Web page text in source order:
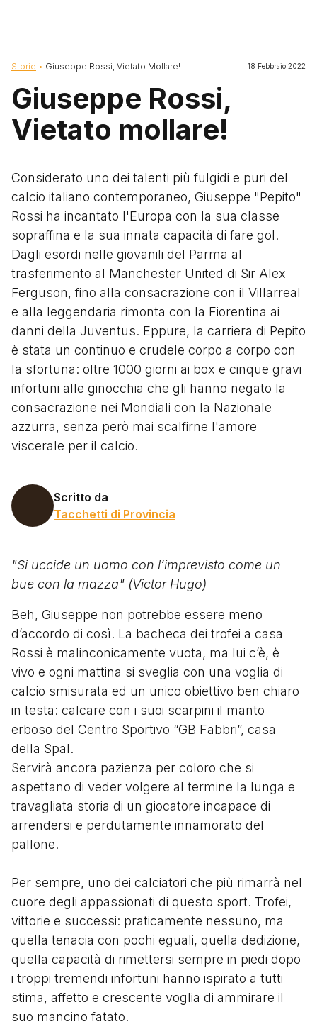
Briciole di pane
Storie Giuseppe Rossi, Vietato Mollare! 18 Febbraio 2022
Giuseppe Rossi,
Vietato mollare!
Considerato uno dei talenti più fulgidi e puri del
calcio italiano contemporaneo, Giuseppe "Pepito"
Rossi ha incantato l'Europa con la sua classe
sopraffina e la sua innata capacità di fare gol.
Dagli esordi nelle giovanili del Parma al
trasferimento al Manchester United di Sir Alex
Ferguson, fino alla consacrazione con il Villarreal
e alla leggendaria rimonta con la Fiorentina ai
danni della Juventus. Eppure, la carriera di Pepito
è stata un continuo e crudele corpo a corpo con
la sfortuna: oltre 1000 giorni ai box e cinque gravi
infortuni alle ginocchia che gli hanno negato la
consacrazione nei Mondiali con la Nazionale
azzurra, senza però mai scalfirne l'amore
viscerale per il calcio.
Scritto da
Tacchetti di Provincia
"Si uccide un uomo con l’imprevisto come un
bue con la mazza" (Victor Hugo)
Beh, Giuseppe non potrebbe essere meno
d’accordo di così. La bacheca dei trofei a casa
Rossi è malinconicamente vuota, ma lui c’è, è
vivo e ogni mattina si sveglia con una voglia di
calcio smisurata ed un unico obiettivo ben chiaro
in testa: calcare con i suoi scarpini il manto
erboso del Centro Sportivo “GB Fabbri”, casa
della Spal.
Servirà ancora pazienza per coloro che si
aspettano di veder volgere al termine la lunga e
travagliata storia di un giocatore incapace di
arrendersi e perdutamente innamorato del
pallone.
Per sempre, uno dei calciatori che più rimarrà nel
cuore degli appassionati di questo sport. Trofei,
vittorie e successi: praticamente nessuno, ma
quella tenacia con pochi eguali, quella dedizione,
quella capacità di rimettersi sempre in piedi dopo
i troppi tremendi infortuni hanno ispirato a tutti
stima, affetto e crescente voglia di ammirare il
suo mancino fatato.